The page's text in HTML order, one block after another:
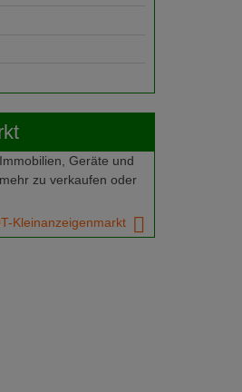
Geräte und
zu verkaufen oder
Kleinanzeigenmarkt